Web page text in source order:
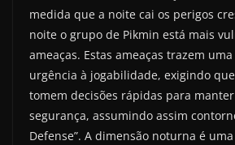
medida que a noite cai os perigos
noite o grupo de Pikmin está mais
ameaças. Estas ameaças trazem
urgência à jogabilidade, exigindo
tomem decisões rápidas para
segurança, assumindo assim
Defense”. A dimensão noturna é